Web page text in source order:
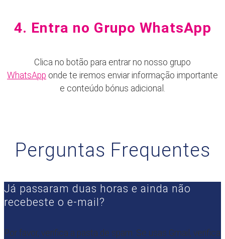
4. Entra no Grupo WhatsApp
Clica no botão para entrar no nosso grupo
WhatsApp onde te iremos enviar informação importante
e conteúdo bónus adicional.
Perguntas Frequentes
Já passaram duas horas e ainda não
recebeste o e-mail?
Por favor, verifica a pasta de spam. Se usas Gmail, verifica